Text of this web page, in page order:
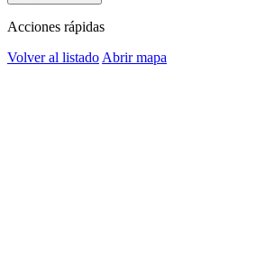
Acciones rápidas
Volver al listado Abrir mapa